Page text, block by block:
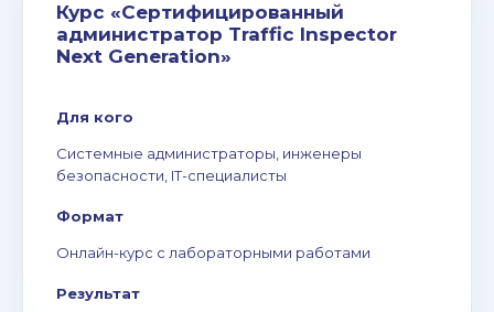
Курс «Сертифицированный
администратор Traffic Inspector
Next Generation»
Для кого
Системные администраторы, инженеры
безопасности, IT-специалисты
Формат
Онлайн-курс с лабораторными работами
Результат